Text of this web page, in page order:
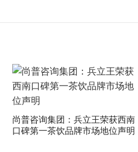
尚普咨询集团：兵立王荣获西南
口碑第一茶饮品牌市场地位声明